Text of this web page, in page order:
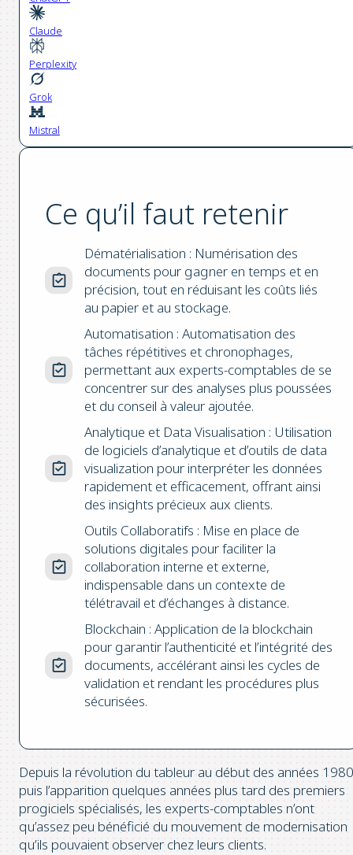
Claude
Perplexity
Grok
Mistral
Ce qu’il faut retenir
Dématérialisation : Numérisation des
documents pour gagner en temps et en
précision, tout en réduisant les coûts liés
au papier et au stockage.
Automatisation : Automatisation des
tâches répétitives et chronophages,
permettant aux experts-comptables de se
concentrer sur des analyses plus poussées
et du conseil à valeur ajoutée.
Analytique et Data Visualisation : Utilisation
de logiciels d’analytique et d’outils de data
visualization pour interpréter les données
rapidement et efficacement, offrant ainsi
des insights précieux aux clients.
Outils Collaboratifs : Mise en place de
solutions digitales pour faciliter la
collaboration interne et externe,
indispensable dans un contexte de
télétravail et d’échanges à distance.
Blockchain : Application de la blockchain
pour garantir l’authenticité et l’intégrité des
documents, accélérant ainsi les cycles de
validation et rendant les procédures plus
sécurisées.
Depuis la révolution du tableur au début des années
puis l’apparition quelques années plus tard des premiers
progiciels spécialisés, les experts-comptables n’ont
qu’assez peu bénéficié du mouvement de modernisation
qu’ils pouvaient observer chez leurs clients.